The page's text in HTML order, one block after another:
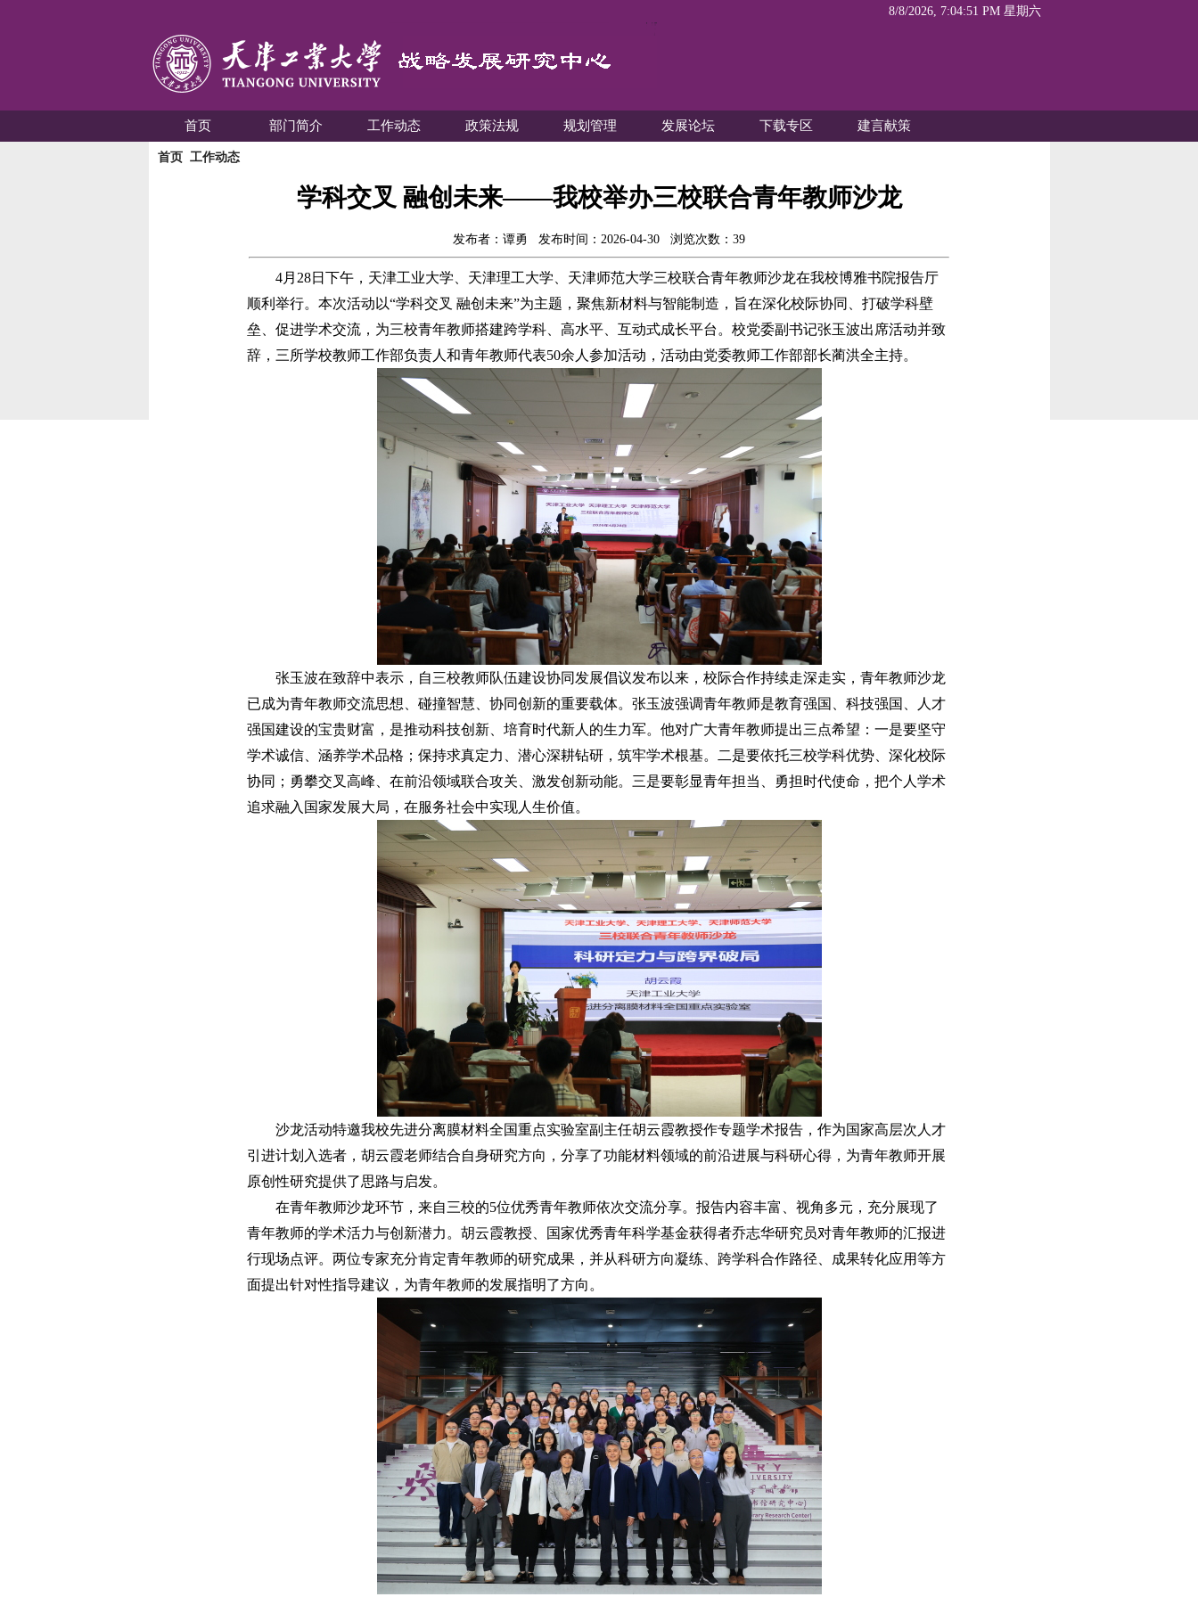
8/8/2026, 7:04:51 PM 星期六
首页 部门简介 工作动态 政策法规 规划管理 发展论坛 下载专区 建言献策
首页 工作动态
学科交叉 融创未来——我校举办三校联合青年教师沙龙
发布者：谭勇 发布时间：2026-04-30 浏览次数： 39
4月 28日下午，天津工业大学、天津理工大学、天津师范大学三校联合青年教师沙龙在我校博雅书院报告厅
顺利举行。本次活动以“学科交叉 融创未来”为主题，聚焦新材料与智能制造，旨在深化校际协同、打破学科壁
垒、促进学术交流，为三校青年教师搭建跨学科、高水平、互动式成长平台。校党委副书记张玉波出席活动并致
辞，三所学校教师工作部负责人和青年教师代表50余人参加活动，活动由党委教师工作部部长蔺洪全主持。
张玉波在致辞中表示，自三校教师队伍建设协同发展倡议发布以来，校际合作持续走深走实，青年教师沙龙
已成为青年教师交流思想、碰撞智慧、协同创新的重要载体。张玉波强调青年教师是教育强国、科技强国、人才
强国建设的宝贵财富，是推动科技创新、培育时代新人的生力军。他对广大青年教师提出三点希望：一是要坚守
学术诚信、涵养学术品格；保持求真定力、潜心深耕钻研，筑牢学术根基。二是要依托三校学科优势、深化校际
协同；勇攀交叉高峰、在前沿领域联合攻关、激发创新动能。三是要彰显青年担当、勇担时代使命，把个人学术
追求融入国家发展大局，在服务社会中实现人生价值。
沙龙活动特邀我校先进分离膜材料全国重点实验室副主任胡云霞教授作专题学术报告，作为国家高层次人才
引进计划入选者，胡云霞老师结合自身研究方向，分享了功能材料领域的前沿进展与科研心得，为青年教师开展
原创性研究提供了思路与启发。
在青年教师沙龙环节，来自三校的5位优秀青年教师依次交流分享。报告内容丰富、视角多元，充分展现了
青年教师的学术活力与创新潜力。胡云霞教授、国家优秀青年科学基金获得者乔志华研究员对青年教师的汇报进
行现场点评。两位专家充分肯定青年教师的研究成果，并从科研方向凝练、跨学科合作路径、成果转化应用等方
面提出针对性指导建议，为青年教师的发展指明了方向。